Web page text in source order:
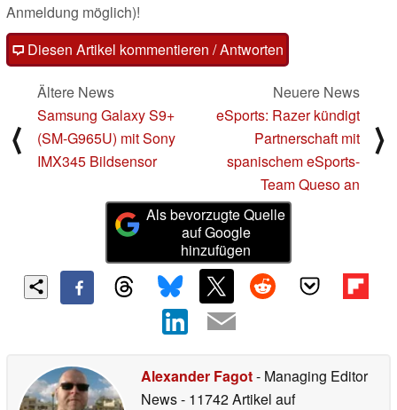
Anmeldung möglich)!
Diesen Artikel kommentieren / Antworten
⟨
Ältere News
Samsung Galaxy S9+
(SM-G965U) mit Sony
IMX345 Bildsensor
Neuere News
eSports: Razer kündigt
Partnerschaft mit
spanischem eSports-
Team Queso an
⟩
Als bevorzugte Quelle
auf Google
hinzufügen
Alexander Fagot- Managing Editor
News- 11742 Artikel auf